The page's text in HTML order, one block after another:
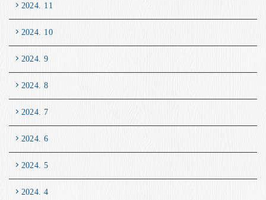
2024. 11
2024. 10
2024. 9
2024. 8
2024. 7
2024. 6
2024. 5
2024. 4